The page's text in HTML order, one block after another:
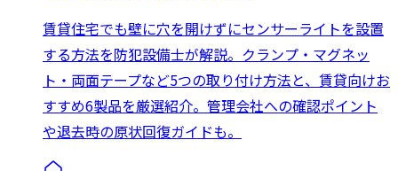
賃貸住宅でも壁に穴を開けずにセンサーライトを設置
する方法を防犯設備士が解説。クランプ・マグネッ
ト・両面テープなど5つの取り付け方法と、賃貸向けお
すすめ6製品を厳選紹介。管理会社への確認ポイント
や退去時の原状回復ガイドも。